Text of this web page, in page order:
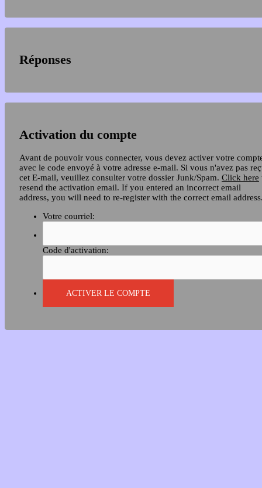
Réponses
Activation du compte
Avant de pouvoir vous connecter, vous devez activer votre
avec le code envoyé à votre adresse e-mail. Si vous n'avez pas
cet E-mail, veuillez consulter votre dossier Junk/Spam. Click here
resend the activation email. If you entered an incorrect email
address, you will need to re-register with the correct email
Votre courriel:
Code d'activation: